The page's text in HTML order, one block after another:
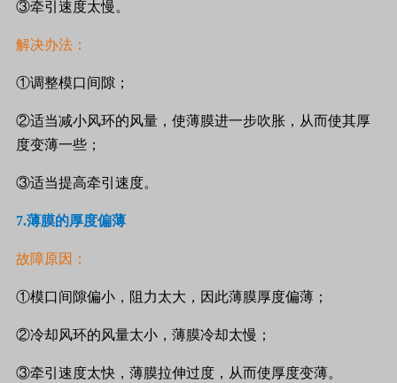
③牵引速度太慢。
解决办法：
①调整模口间隙；
②适当减小风环的风量，使薄膜进一步吹胀，从而使其厚
度变薄一些；
③适当提高牵引速度。
7.薄膜的厚度偏薄
故障原因：
①模口间隙偏小，阻力太大，因此薄膜厚度偏薄；
②冷却风环的风量太小，薄膜冷却太慢；
③牵引速度太快，薄膜拉伸过度，从而使厚度变薄。